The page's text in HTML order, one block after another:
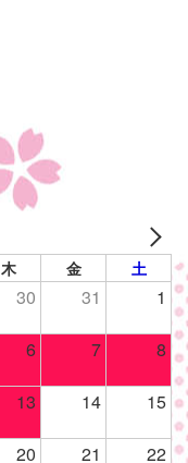
木 金 土
30 31 1
6 7 8
13 14 15
20 21 22